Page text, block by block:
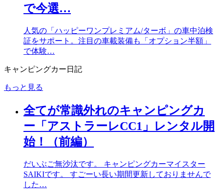
で今選…
人気の「ハッピーワンプレミアム/ターボ」の車中泊検
証をサポート。注目の車載装備も「オプション半額」
で体験…
キャンピングカー日記
もっと見る
全てが常識外れのキャンピングカ
ー「アストラーレCC1」レンタル開
始！（前編）
だいぶご無沙汰です。 キャンピングカーマイスター
SAIKIです。 すごーい長い期間更新しておりませんで
した…